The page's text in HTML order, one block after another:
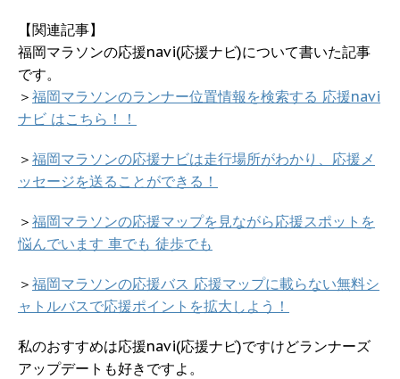
【関連記事】
福岡マラソンの応援navi(応援ナビ)について書いた記事
です。
＞ 福岡マラソンのランナー位置情報を検索する 応援navi
ナビ はこちら！！
＞ 福岡マラソンの応援ナビは走行場所がわかり、応援メ
ッセージを送ることができる！
＞ 福岡マラソンの応援マップを見ながら応援スポットを
悩んでいます 車でも 徒歩でも
＞ 福岡マラソンの応援バス 応援マップに載らない無料シ
ャトルバスで応援ポイントを拡大しよう！
私のおすすめは応援navi(応援ナビ)ですけどランナーズ
アップデートも好きですよ。